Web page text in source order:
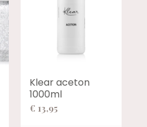
Klear aceton
1000ml
€ 13,95